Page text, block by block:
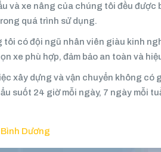
và xe nâng của chúng tôi đều được
quá trình sử dụng.
có đội ngũ nhân viên giàu kinh
xe phù hợp, đảm bảo an toàn và
xây dựng và vận chuyển không có
suốt 24 giờ mỗi ngày, 7 ngày mỗi
Dương